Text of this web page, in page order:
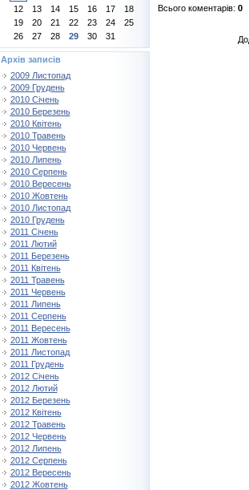
12
13 14 15 16 17
18
19
20 21 22 23 24
25
26
27 28 29 30 31
Архів записів
2009 Листопад
2009 Грудень
2010 Січень
2010 Березень
2010 Квітень
2010 Травень
2010 Червень
2010 Липень
2010 Серпень
2010 Вересень
2010 Жовтень
2010 Листопад
2010 Грудень
2011 Січень
2011 Лютий
2011 Березень
2011 Квітень
2011 Травень
2011 Червень
2011 Липень
2011 Серпень
2011 Вересень
2011 Жовтень
2011 Листопад
2011 Грудень
2012 Січень
2012 Лютий
2012 Березень
2012 Квітень
2012 Травень
2012 Червень
2012 Липень
2012 Серпень
2012 Вересень
2012 Жовтень
Всього коментарів: 0